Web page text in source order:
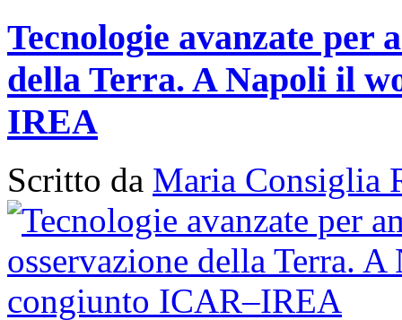
Tecnologie avanzate per
della Terra. A Napoli il
IREA
Scritto da Maria Consiglia